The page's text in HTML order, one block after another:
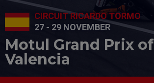
CIRCUIT RICARDO TORMO
27 - 29 NOVEMBER
Motul Grand Prix of
Valencia